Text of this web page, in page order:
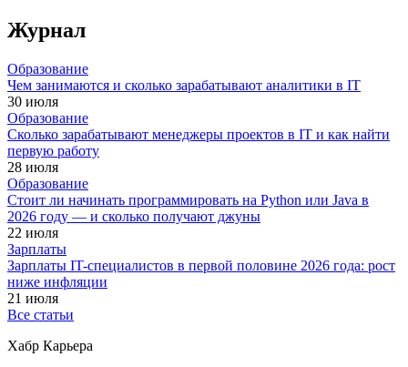
Журнал
Образование
Чем занимаются и сколько зарабатывают аналитики в IT
30 июля
Образование
Сколько зарабатывают менеджеры проектов в IT и как найти
первую работу
28 июля
Образование
Стоит ли начинать программировать на Python или Java в
2026 году — и сколько получают джуны
22 июля
Зарплаты
Зарплаты IT-специалистов в первой половине 2026 года: рост
ниже инфляции
21 июля
Все статьи
Хабр Карьера